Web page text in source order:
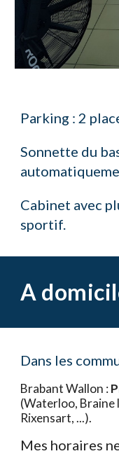
Parking : 2
Sonnette du
Cabinet avec
sportif.
A
Dans les
Brabant Wallon :
(Waterloo, Braine
Rixensart, ...).
Mes horaires